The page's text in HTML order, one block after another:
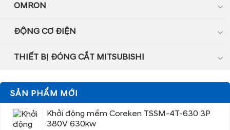
OMRON
ĐỘNG CƠ ĐIỆN
THIẾT BỊ ĐÓNG CẮT MITSUBISHI
SẢN PHẨM MỚI
Khởi động mềm Coreken TSSM-4T-630 3P
380V 630kw